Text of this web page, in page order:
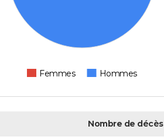
Femmes Hommes
Nombre de décès